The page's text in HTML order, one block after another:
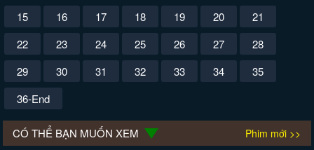
15
16 17 18 19 20
21
22
23 24 25 26 27
28
29
30 31 32 33 34
35
36-End
CÓ THỂ BẠN MUỐN XEM Phim mới >>